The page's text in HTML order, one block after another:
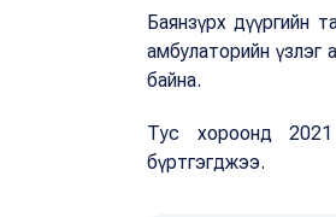
Баянзүрх дүүргийн
амбулаторийн үзлэг
байна.
Тус хороонд
бүртгэгджээ.